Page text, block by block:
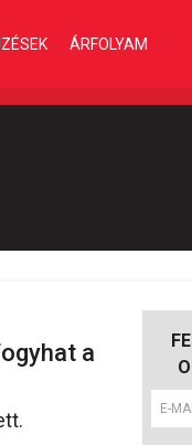
ÁRFOLYAM
a